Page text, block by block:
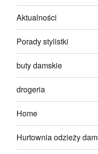
Aktualności
Porady stylistki
buty damskie
drogeria
Home
Hurtownia odzieży